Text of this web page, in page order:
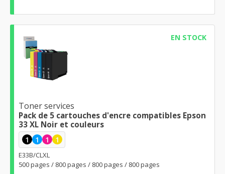
EN STOCK
Toner services
Pack de 5 cartouches d'encre compatibles Epson
33 XL Noir et couleurs
1 1 1 1
E33B/CLXL
500 pages / 800 pages / 800 pages / 800 pages